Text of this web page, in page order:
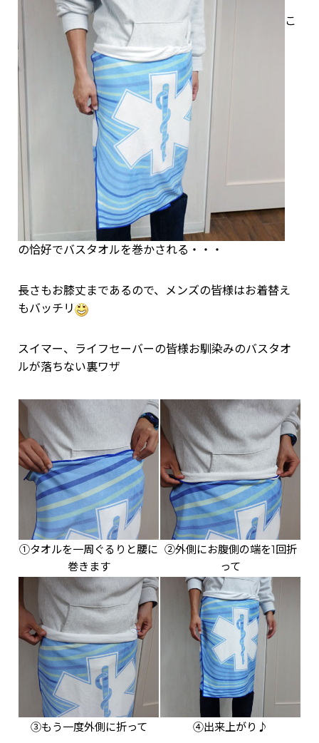
こ
の恰好でバスタオルを巻かされる・・・
長さもお膝丈まであるので、メンズの皆様はお着替え
もバッチリ
スイマー、ライフセーバーの皆様お馴染みのバスタオ
ルが落ちない裏ワザ
①タオルを一周ぐるりと腰に
巻きます
②外側にお腹側の端を1回折
って
③もう一度外側に折って ④出来上がり♪